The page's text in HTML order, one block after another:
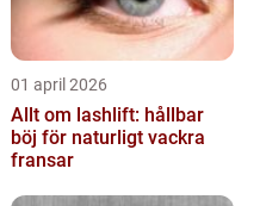
01 april 2026
Allt om lashlift: hållbar
böj för naturligt vackra
fransar